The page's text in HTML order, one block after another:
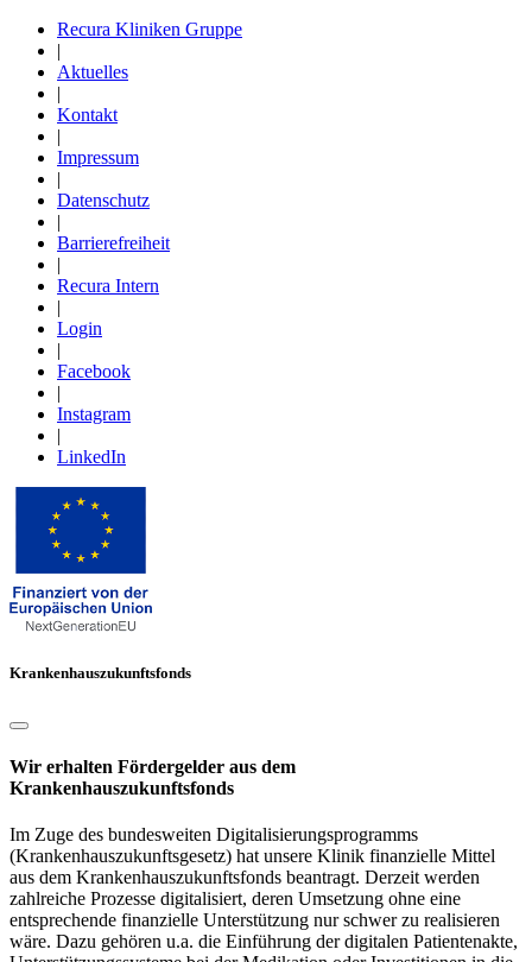
Recura Kliniken Gruppe
|
Aktuelles
|
Kontakt
|
Impressum
|
Datenschutz
|
Barrierefreiheit
|
Recura Intern
|
Login
|
Facebook
|
Instagram
|
LinkedIn
Krankenhauszukunftsfonds
Wir erhalten Fördergelder aus dem
Krankenhauszukunftsfonds
Im Zuge des bundesweiten Digitalisierungsprogramms
(Krankenhauszukunftsgesetz) hat unsere Klinik finanzielle Mittel
aus dem Krankenhauszukunftsfonds beantragt. Derzeit werden
zahlreiche Prozesse digitalisiert, deren Umsetzung ohne eine
entsprechende finanzielle Unterstützung nur schwer zu realisieren
wäre. Dazu gehören u.a. die Einführung der digitalen Patientenakte,